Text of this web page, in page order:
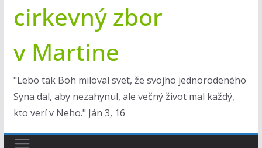
cirkevný zbor
v Martine
"Lebo tak Boh miloval svet, že svojho jednorodeného
Syna dal, aby nezahynul, ale večný život mal každý,
kto verí v Neho." Ján 3, 16